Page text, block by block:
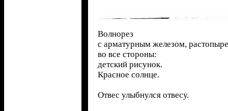
Волнорез
с арматурным железом,
во все стороны:
детский рисунок.
Красное солнце.
Отвес улыбнулся отвесу.